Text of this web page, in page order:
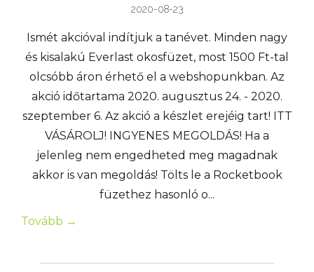
2020-08-23
Ismét akcióval indítjuk a tanévet. Minden nagy
és kisalakú Everlast okosfüzet, most 1500 Ft-tal
olcsóbb áron érhető el a webshopunkban. Az
akció időtartama 2020. augusztus 24. - 2020.
szeptember 6. Az akció a készlet erejéig tart! ITT
VÁSÁROLJ! INGYENES MEGOLDÁS! Ha a
jelenleg nem engedheted meg magadnak
akkor is van megoldás! Tölts le a Rocketbook
füzethez hasonló o...
Tovább →